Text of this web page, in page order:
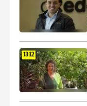
13:12